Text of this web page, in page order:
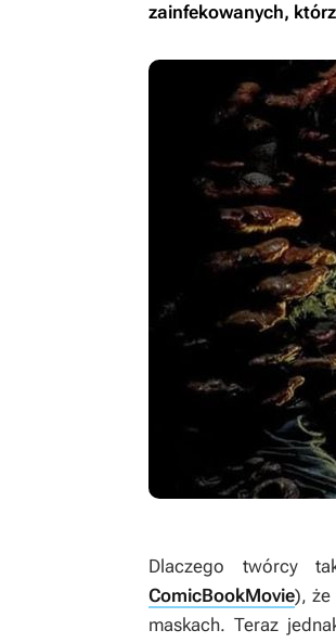
zainfekowanych,
Dlaczego twórcy
ComicBookMovie), że
maskach. Teraz